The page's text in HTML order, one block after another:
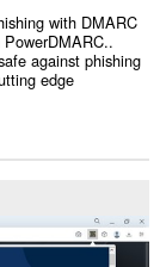
with DMARC
against phishing
edge